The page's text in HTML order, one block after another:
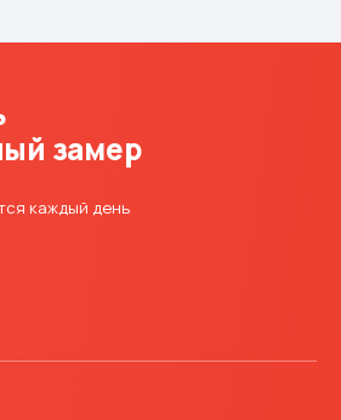
замер
каждый день